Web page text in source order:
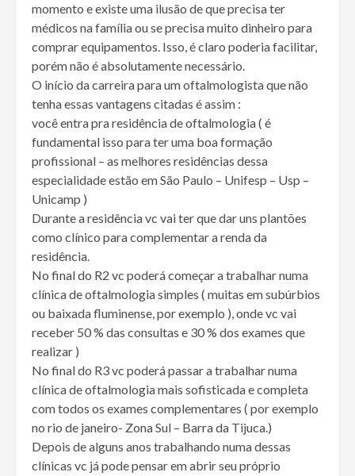
momento e existe uma ilusão de que precisa ter
médicos na família ou se precisa muito dinheiro para
comprar equipamentos. Isso, é claro poderia facilitar,
porém não é absolutamente necessário.
O início da carreira para um oftalmologista que não
tenha essas vantagens citadas é assim :
você entra pra residência de oftalmologia ( é
fundamental isso para ter uma boa formação
profissional – as melhores residências dessa
especialidade estão em São Paulo – Unifesp – Usp –
Unicamp )
Durante a residência vc vai ter que dar uns plantões
como clínico para complementar a renda da
residência.
No final do R2 vc poderá começar a trabalhar numa
clínica de oftalmologia simples ( muitas em subúrbios
ou baixada fluminense, por exemplo ), onde vc vai
receber 50 % das consultas e 30 % dos exames que
realizar )
No final do R3 vc poderá passar a trabalhar numa
clínica de oftalmologia mais sofisticada e completa
com todos os exames complementares ( por exemplo
no rio de janeiro- Zona Sul – Barra da Tijuca.)
Depois de alguns anos trabalhando numa dessas
clínicas vc já pode pensar em abrir seu próprio